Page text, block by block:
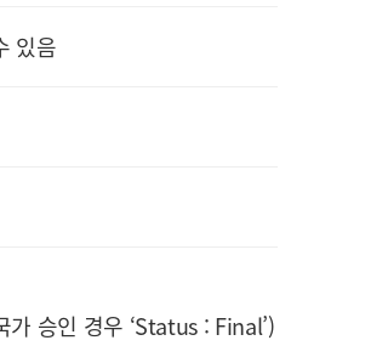
있음
승인 경우 ‘Status : Final’)